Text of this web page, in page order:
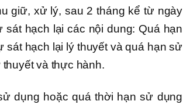
giữ, xử lý, sau 2 tháng kể từ ngày
hạch lại các nội dung: Quá hạn
hạch lại lý thuyết và quá hạn sử
và thực hành.
dụng hoặc quá thời hạn sử dụng